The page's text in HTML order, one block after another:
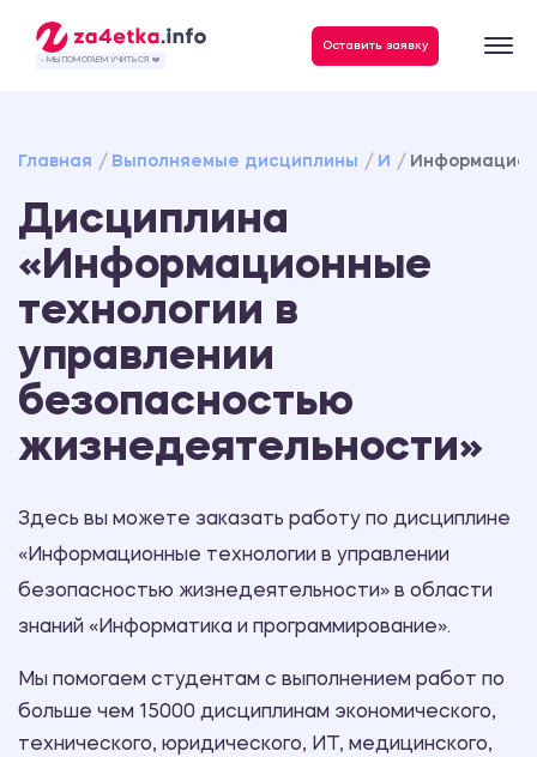
- МЫ ПОМОГАЕМ УЧИТЬСЯ ❤️
Оставить заявку
Главная Выполняемые дисциплины И
Дисциплина
«Информационные
технологии в
управлении
безопасностью
жизнедеятельности»
Здесь вы можете заказать работу по дисциплине
«Информационные технологии в управлении
безопасностью жизнедеятельности» в области
знаний «Информатика и программирование».
Мы помогаем студентам с выполнением работ по
больше чем 15000 дисциплинам экономического,
технического, юридического, ИТ, медицинского,